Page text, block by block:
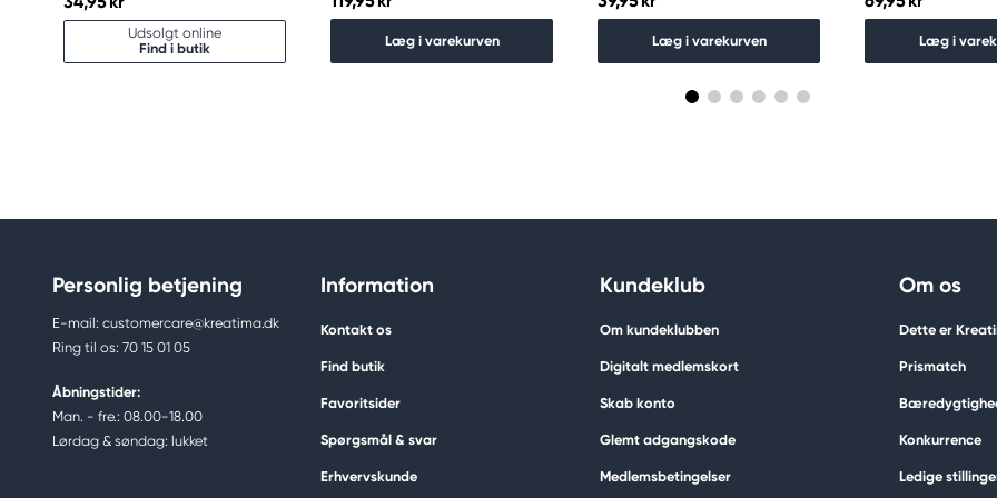
Udsolgt online
Find i butik
Læg i varekurven Læg i varekurven Læg i
Personlig betjening
E-mail: customercare@kreatima.dk
Ring til os: 70 15 01 05
Åbningstider:
Man. - fre.: 08.00-18.00
Lørdag & søndag: lukket
Information
Kontakt os
Find butik
Favoritsider
Spørgsmål & svar
Erhvervskunde
Kundeklub
Om kundeklubben
Digitalt medlemskort
Skab konto
Glemt adgangskode
Medlemsbetingelser
Om os
Dette er
Prismatch
Konkurrence
Ledige